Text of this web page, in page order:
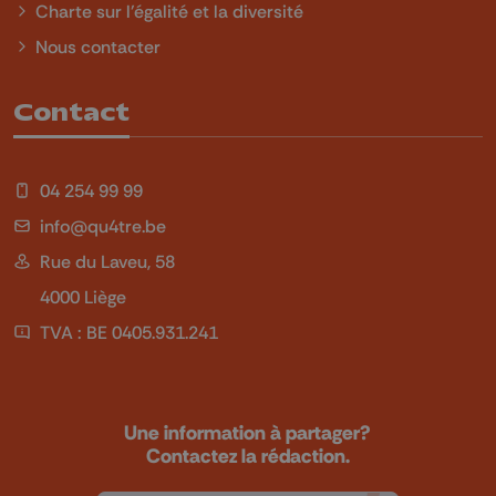
Charte sur l'égalité et la diversité
Nous contacter
Contact
04 254 99 99
info@qu4tre.be
Rue du Laveu, 58
4000 Liège
TVA : BE 0405.931.241
Une information à partager?
Contactez la rédaction.